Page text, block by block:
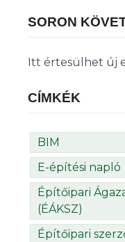
SORON
Itt értesülhet új
CÍMKÉK
BIM
E-építési napló
Építőipari
(ÉÁKSZ)
Építőipari